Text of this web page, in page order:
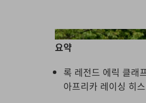
요약
록 레전드 에릭 클래
아프리카 레이싱 히